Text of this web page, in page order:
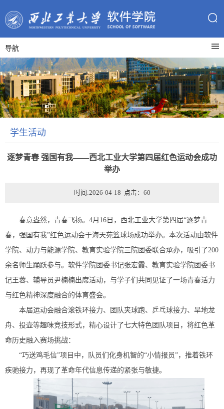
导航
学生活动
逐梦青春 强国有我——西北工业大学第四届红色运动会成功
举办
时间:2026-04-18 点击： 60
春意盎然，青春飞扬。4月16日，西北工业大学第四届“逐梦青
春，强国有我”红色运动会于海天苑篮球场成功举办。本次活动由软件
学院、动力与能源学院、教育实验学院三院团委联合承办，吸引了200
余名师生踊跃参与。软件学院团委书记张宏霞、教育实验学院团委书
记王蓉、辅导员尹楠楠出席活动，与学子们共同见证了一场青春活力
与红色精神深度融合的体育盛会。
本届运动会融合滚铁环接力、团队夹球跑、乒乓球接力、旱地龙
舟、投壶等趣味竞技形式，精心设计了七大特色团队项目，将红色革
命历史融入赛场挑战：
“巧送鸡毛信”项目中，队员们化身机智的“小情报员”，推着铁环
疾驰接力，再现了革命年代信息传递的紧张与敏捷。